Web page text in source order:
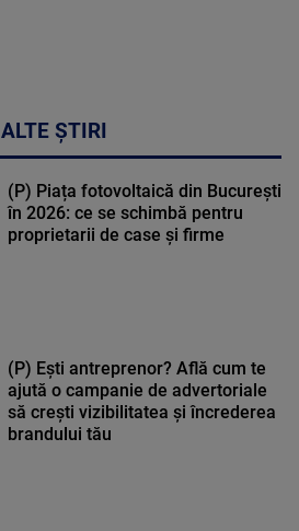
ALTE ȘTIRI
(P) Piața fotovoltaică din București
în 2026: ce se schimbă pentru
proprietarii de case și firme
(P) Ești antreprenor? Află cum te
ajută o campanie de advertoriale
să crești vizibilitatea și încrederea
brandului tău